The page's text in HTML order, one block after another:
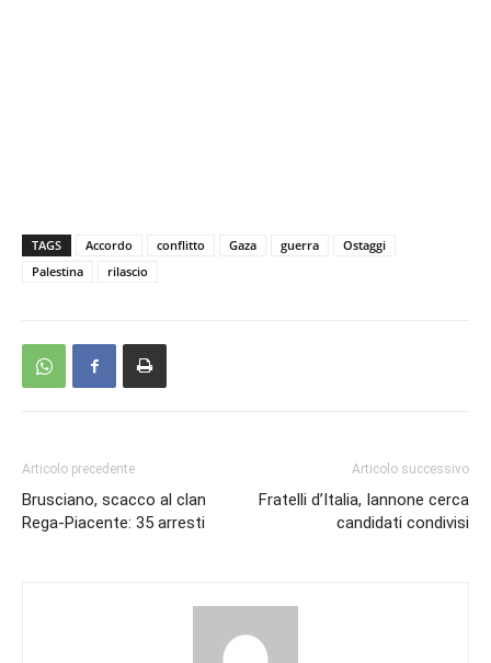
TAGS Accordo conflitto Gaza guerra
Ostaggi
Palestina
rilascio
Articolo precedente
Brusciano, scacco al clan
Rega-Piacente: 35 arresti
Articolo successivo
Fratelli d’Italia, Iannone cerca
candidati condivisi